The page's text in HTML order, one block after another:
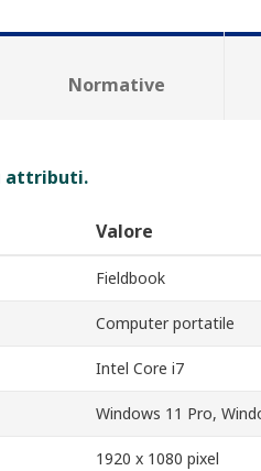
Normative
attributi.
Valore
Fieldbook
Computer portatile
Intel Core i7
Windows 11 Pro,
1920 x 1080 pixel